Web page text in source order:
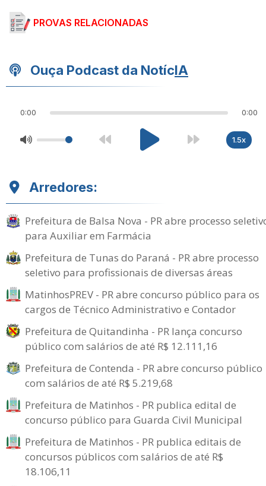
PROVAS RELACIONADAS
Ouça Podcast da NotícIA
0:00 0:00
1.5x
Arredores:
Prefeitura de Balsa Nova - PR abre processo
para Auxiliar em Farmácia
Prefeitura de Tunas do Paraná - PR abre processo
seletivo para profissionais de diversas áreas
MatinhosPREV - PR abre concurso público para os
cargos de Técnico Administrativo e Contador
Prefeitura de Quitandinha - PR lança concurso
público com salários de até R$ 12.111,16
Prefeitura de Contenda - PR abre concurso público
com salários de até R$ 5.219,68
Prefeitura de Matinhos - PR publica edital de
concurso público para Guarda Civil Municipal
Prefeitura de Matinhos - PR publica editais de
concursos públicos com salários de até R$
18.106,11